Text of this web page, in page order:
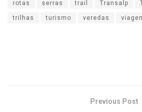
rotas serras trail Transalp
trilhas turismo veredas
Previous Post